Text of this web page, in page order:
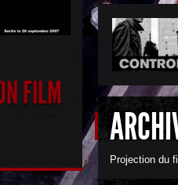
FILM
Projection du